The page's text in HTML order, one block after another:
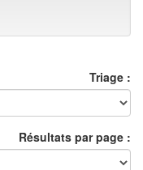
Triage :
Résultats par page :